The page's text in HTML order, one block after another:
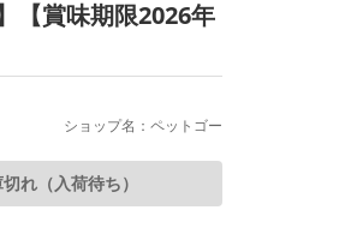
【賞味期限2026年
ショップ名：ペットゴー
れ（入荷待ち）